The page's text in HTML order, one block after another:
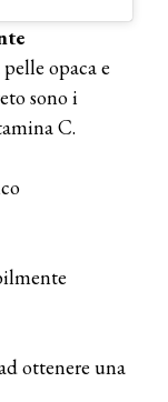
opaca e
sono i
C.
ottenere una